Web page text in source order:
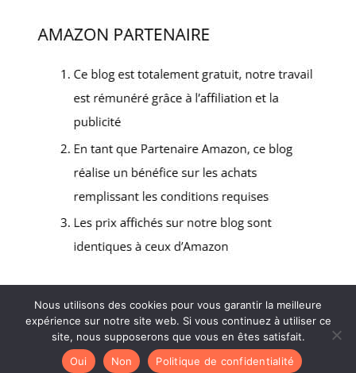
2022 - Tous droits réservés - Matériel Resto -
Mentions Légales-Politique de confidentialité
Plan de site
Nous utilisons des cookies pour vous garantir la meilleure
expérience sur notre site web. Si vous continuez à utiliser ce
site, nous supposerons que vous en êtes satisfait.
Oui
Non Politique de confidentialité